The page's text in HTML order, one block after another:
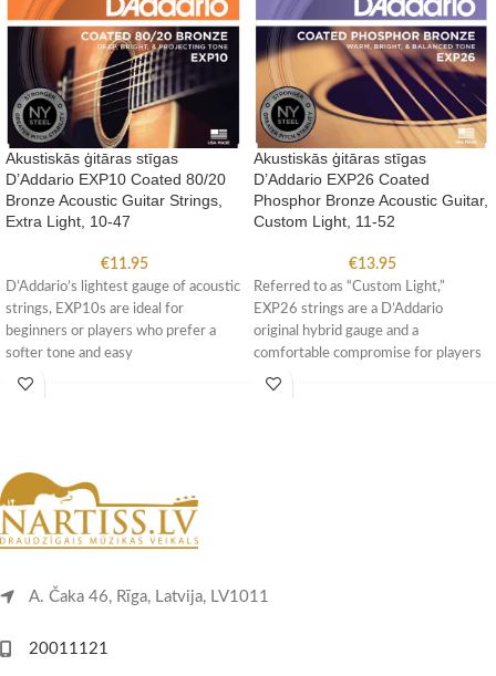
Akustiskās ģitāras stīgas
D’Addario EXP10 Coated 80/20
Bronze Acoustic Guitar Strings,
Extra Light, 10-47
€11.95
D’Addario’s lightest gauge of acoustic
strings, EXP10s are ideal for
beginners or players who prefer a
softer tone and easy
Akustiskās ģitāras stīgas
D’Addario EXP26 Coated
Phosphor Bronze Acoustic Guitar,
Custom Light, 11-52
€13.95
Referred to as “Custom Light,”
EXP26 strings are a D’Addario
original hybrid gauge and a
comfortable compromise for players
who
A. Čaka 46, Rīga, Latvija, LV1011
20011121